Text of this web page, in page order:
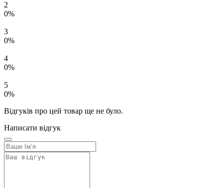
2
0%
3
0%
4
0%
5
0%
Відгуків про цей товар ще не було.
Написати відгук